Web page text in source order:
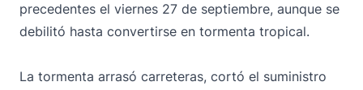
precedentes el viernes 27 de septiembre, aunque se
debilitó hasta convertirse en tormenta tropical.
La tormenta arrasó carreteras, cortó el suministro